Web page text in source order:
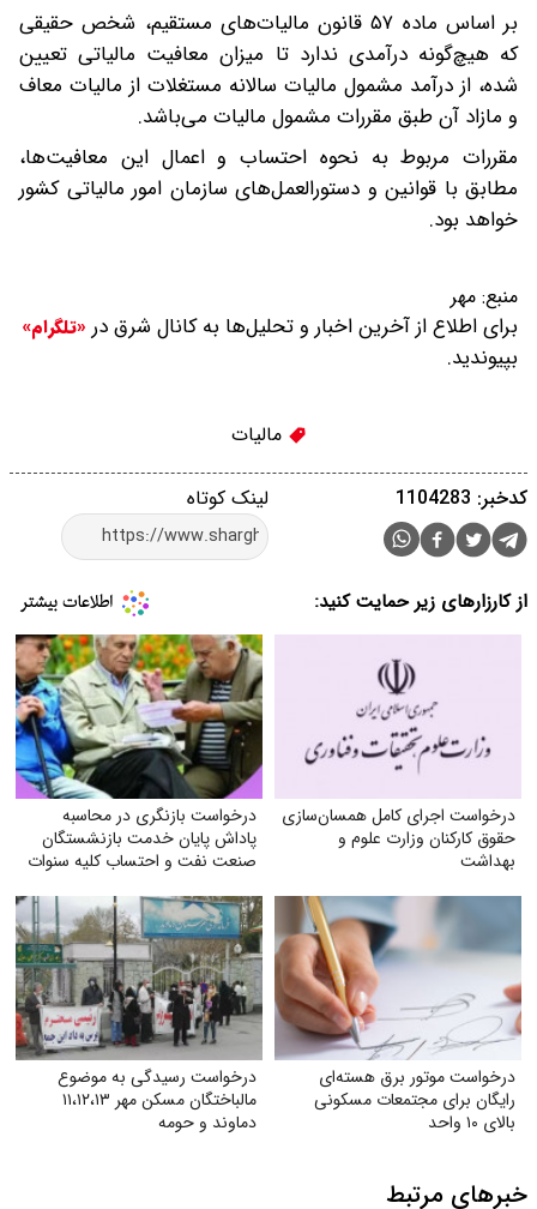
بر اساس ماده ۵۷ قانون مالیات‌های مستقیم، شخص حقیقی
که هیچ‌گونه درآمدی ندارد تا میزان معافیت مالیاتی تعیین
شده، از درآمد مشمول مالیات سالانه مستغلات از مالیات معاف
و مازاد آن طبق مقررات مشمول مالیات می‌باشد.
مقررات مربوط به نحوه احتساب و اعمال این معافیت‌ها،
مطابق با قوانین و دستورالعمل‌های سازمان امور مالیاتی کشور
خواهد بود.
منبع: مهر
برای اطلاع از آخرین اخبار و تحلیل‌ها به کانال شرق در «تلگرام»
بپیوندید.
مالیات
لینک کوتاه کدخبر: 1104283
از کارزارهای زیر حمایت کنید:
درخواست اجرای کامل همسان‌سازی
حقوق کارکنان وزارت علوم و
بهداشت
درخواست بازنگری در محاسبه
پاداش پایان خدمت بازنشستگان
صنعت نفت و احتساب کلیه سنوات
درخواست موتور برق هسته‌ای
رایگان برای مجتمعات مسکونی
بالای ۱۰ واحد
درخواست رسیدگی به موضوع
مالباختگان مسکن مهر ۱۱،۱۲،۱۳
دماوند و حومه
خبرهای مرتبط